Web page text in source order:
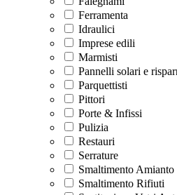
Ferramenta
Idraulici
Imprese edili
Marmisti
Pannelli solari e
Parquettisti
Pittori
Porte & Infissi
Pulizia
Restauri
Serrature
Smaltimento Amianto
Smaltimento Rifiuti